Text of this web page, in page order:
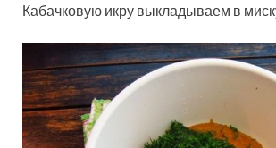
Кабачковую икру выкладываем в